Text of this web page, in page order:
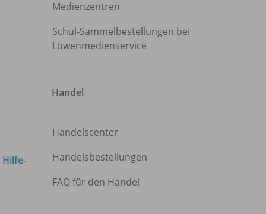
Medienzentren
Schul-Sammelbestellungen bei
Löwenmedienservice
Hilfe-
Handel
Handelscenter
Handelsbestellungen
FAQ für den Handel